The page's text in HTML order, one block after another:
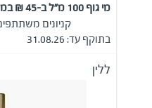
מי גוף 100 מ"ל ב-45 ₪ במקום 99.90 ₪
קניונים
בתוקף עד: 31.08.26
ללין